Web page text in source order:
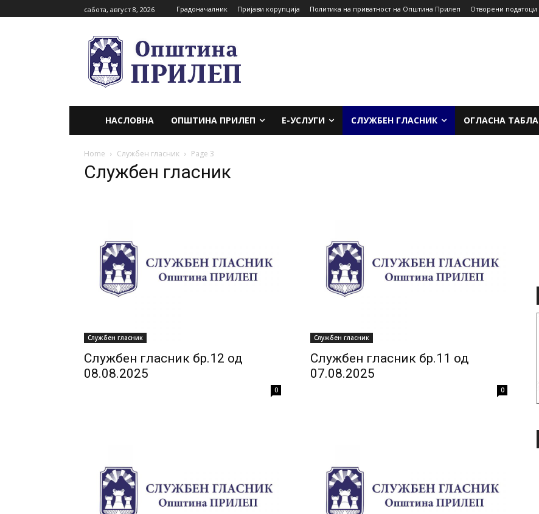
сабота, август 8, 2026 Градоначалник Пријави корупција Политика на приватност на Општина Прилеп Отворени податоци
НАСЛОВНА ОПШТИНА ПРИЛЕП Е-УСЛУГИ СЛУЖБЕН ГЛАСНИК ОГЛАСНА ТАБЛА
Home Службен гласник Page 3
Службен гласник
Службен гласник
Службен гласник бр.12 од
08.08.2025
0
Службен гласник
Службен гласник бр.11 од
07.08.2025
0